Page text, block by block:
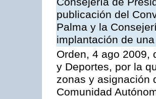
publicación del
Palma y la
implantación de
Orden, 4 ago 2009,
y Deportes, por la
zonas y asignación
Comunidad